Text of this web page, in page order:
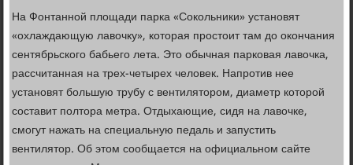
На Фонтанной площади парка «Сокольники» установят
«охлаждающую лавочку», которая простоит там до окончания
сентябрьского бабьего лета. Это обычная парковая лавочка,
рассчитанная на трех-четырех человек. Напротив нее
установят большую трубу с вентилятором, диаметр которой
составит полтора метра. Отдыхающие, сидя на лавочке,
смогут нажать на специальную педаль и запустить
вентилятор. Об этом сообщается на официальном сайте